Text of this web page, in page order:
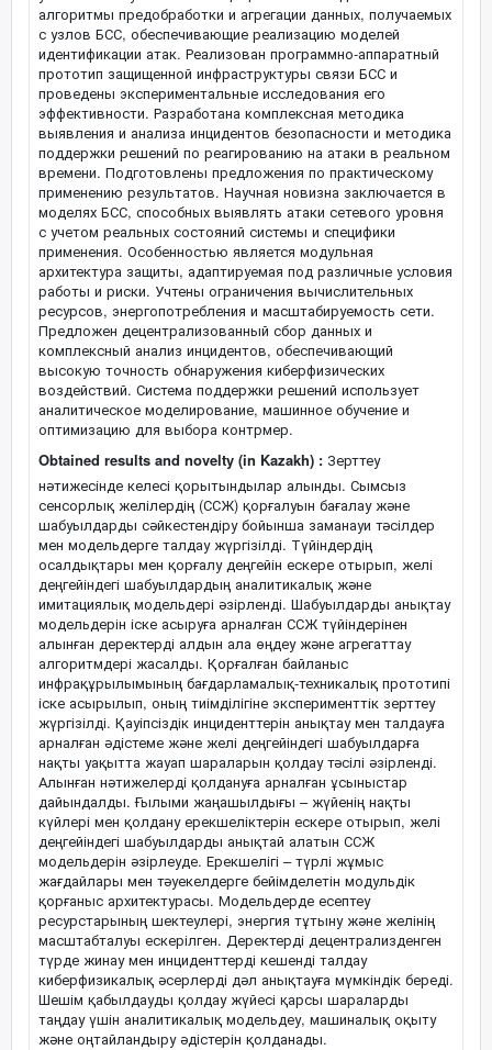
алгоритмы предобработки и агрегации данных, получаемых
с узлов БСС, обеспечивающие реализацию моделей
идентификации атак. Реализован программно-аппаратный
прототип защищенной инфраструктуры связи БСС и
проведены экспериментальные исследования его
эффективности. Разработана комплексная методика
выявления и анализа инцидентов безопасности и методика
поддержки решений по реагированию на атаки в реальном
времени. Подготовлены предложения по практическому
применению результатов. Научная новизна заключается в
моделях БСС, способных выявлять атаки сетевого уровня
с учетом реальных состояний системы и специфики
применения. Особенностью является модульная
архитектура защиты, адаптируемая под различные условия
работы и риски. Учтены ограничения вычислительных
ресурсов, энергопотребления и масштабируемость сети.
Предложен децентрализованный сбор данных и
комплексный анализ инцидентов, обеспечивающий
высокую точность обнаружения киберфизических
воздействий. Система поддержки решений использует
аналитическое моделирование, машинное обучение и
оптимизацию для выбора контрмер.
Obtained results and novelty (in Kazakh) : Зерттеу
нәтижесінде келесі қорытындылар алынды. Сымсыз
сенсорлық желілердің (ССЖ) қорғалуын бағалау және
шабуылдарды сәйкестендіру бойынша заманауи тәсілдер
мен модельдерге талдау жүргізілді. Түйіндердің
осалдықтары мен қорғалу деңгейін ескере отырып, желі
деңгейіндегі шабуылдардың аналитикалық және
имитациялық модельдері әзірленді. Шабуылдарды анықтау
модельдерін іске асыруға арналған ССЖ түйіндерінен
алынған деректерді алдын ала өңдеу және агрегаттау
алгоритмдері жасалды. Қорғалған байланыс
инфрақұрылымының бағдарламалық-техникалық прототипі
іске асырылып, оның тиімділігіне эксперименттік зерттеу
жүргізілді. Қауіпсіздік инциденттерін анықтау мен талдауға
арналған әдістеме және желі деңгейіндегі шабуылдарға
нақты уақытта жауап шараларын қолдау тәсілі әзірленді.
Алынған нәтижелерді қолдануға арналған ұсыныстар
дайындалды. Ғылыми жаңашылдығы – жүйенің нақты
күйлері мен қолдану ерекшеліктерін ескере отырып, желі
деңгейіндегі шабуылдарды анықтай алатын ССЖ
модельдерін әзірлеуде. Ерекшелігі – түрлі жұмыс
жағдайлары мен тәуекелдерге бейімделетін модульдік
қорғаныс архитектурасы. Модельдерде есептеу
ресурстарының шектеулері, энергия тұтыну және желінің
масштабталуы ескерілген. Деректерді децентрализденген
түрде жинау мен инциденттерді кешенді талдау
киберфизикалық әсерлерді дәл анықтауға мүмкіндік береді.
Шешім қабылдауды қолдау жүйесі қарсы шараларды
таңдау үшін аналитикалық модельдеу, машиналық оқыту
және оңтайландыру әдістерін қолданады.